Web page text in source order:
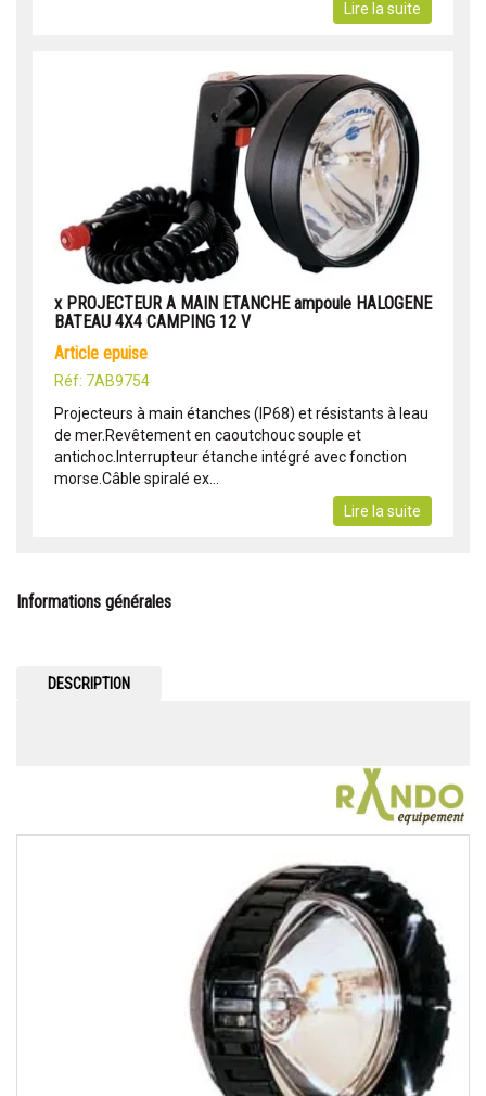
Lire la suite
x PROJECTEUR A MAIN ETANCHE ampoule HALOGENE
BATEAU 4X4 CAMPING 12 V
article epuise
Réf: 7AB9754
Projecteurs à main étanches (IP68) et résistants à leau
de mer.Revêtement en caoutchouc souple et
antichoc.Interrupteur étanche intégré avec fonction
morse.Câble spiralé ex...
Lire la suite
Informations générales
DESCRIPTION